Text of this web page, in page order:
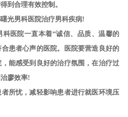
到合理有效控制。
男科医院治疗男科疾病!
医院一直本着“诚信、品质、温馨的
患者心声的医院。医院要营造良好的
能感受到良好的治疗氛围，在治疗过
廖效率!
忧，减轻影响患者进行就医环境压